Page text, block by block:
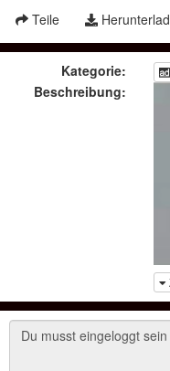
Teile
Kategorie:
Beschreibung: